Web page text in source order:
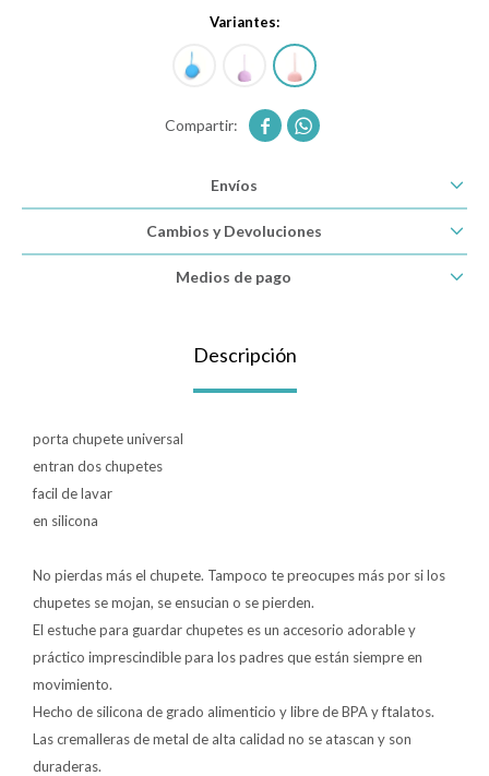
Variantes:
 
Envíos
Cambios y Devoluciones
Medios de pago
Descripción
porta chupete universal
entran dos chupetes
facil de lavar
en silicona
No pierdas más el chupete. Tampoco te preocupes más por si los
chupetes se mojan, se ensucian o se pierden.
El estuche para guardar chupetes es un accesorio adorable y
práctico imprescindible para los padres que están siempre en
movimiento.
Hecho de silicona de grado alimenticio y libre de BPA y ftalatos.
Las cremalleras de metal de alta calidad no se atascan y son
duraderas.
Estimulación primera infancia
Bolsos y mochilas maternales
Gift cards
Sale
Contacto